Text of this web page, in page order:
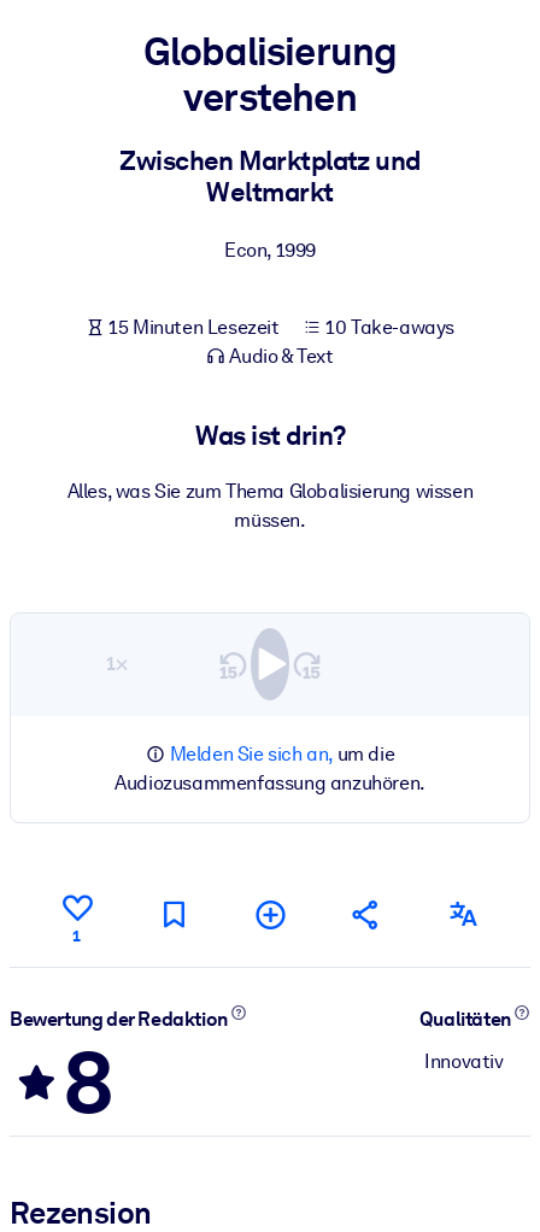
Bauen Sie eine gesunde und resiliente Belegschaft auf.
Für LMS/LXP
Integrieren Sie kompaktes, verifiziertes Wissen in Ihr LMS/LXP für
Bereichern Sie Ihre Unternehmensbibliothek mit
vertrauenswürdigem, praxisnahem Business-Wissen.
Nutzen Sie verlässliches, strukturiertes Wissen, um die Ergebnisse
Globalisierung
verstehen
Zwischen Marktplatz und
Weltmarkt
Econ, 1999
15 Minuten Lesezeit
10 Take-aways
Audio & Text
Was ist drin?
Alles, was Sie zum Thema Globalisierung wissen
müssen.
1×
Melden Sie sich an,um die
Audiozusammenfassung anzuhören.
1
Bewertung der Redaktion
8
Qualitäten
Innovativ
Rezension